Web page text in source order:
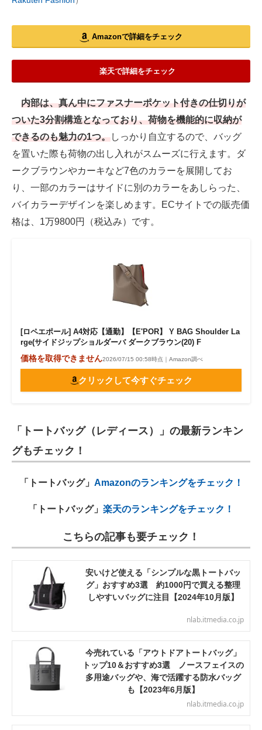
Amazonで詳細をチェック
楽天で詳細をチェック
内部は、真ん中にファスナーポケット付きの仕切りが
ついた3分割構造となっており、荷物を機能的に収納が
できるのも魅力の1つ。しっかり自立するので、バッグ
を置いた際も荷物の出し入れがスムーズに行えます。ダ
ークブラウンやカーキなど7色のカラーを展開してお
り、一部のカラーはサイドに別のカラーをあしらった、
バイカラーデザインを楽しめます。ECサイトでの販売価
格は、1万9800円（税込み）です。
[ロペエポール] A4対応【通勤】【E'POR】 Y BAG Shoulder La
rge(サイドジップショルダーバ ダークブラウン(20) F
価格を取得できません2026/07/15 00:58時点｜Amazon調べ
クリックして今すぐチェック
「トートバッグ（レディース）」の最新ランキン
グもチェック！
「トートバッグ」 Amazonのランキングをチェック！
「トートバッグ」 楽天のランキングをチェック！
こちらの記事も要チェック！
安いけど使える「シンプルな黒トートバッ
グ」おすすめ3選 約1000円で買える整理
しやすいバッグに注目【2024年10月版】
nlab.itmedia.co.jp
今売れている「アウトドアトートバッグ」
トップ10＆おすすめ3選 ノースフェイスの
多用途バッグや、海で活躍する防水バッグ
も【2023年6月版】
nlab.itmedia.co.jp